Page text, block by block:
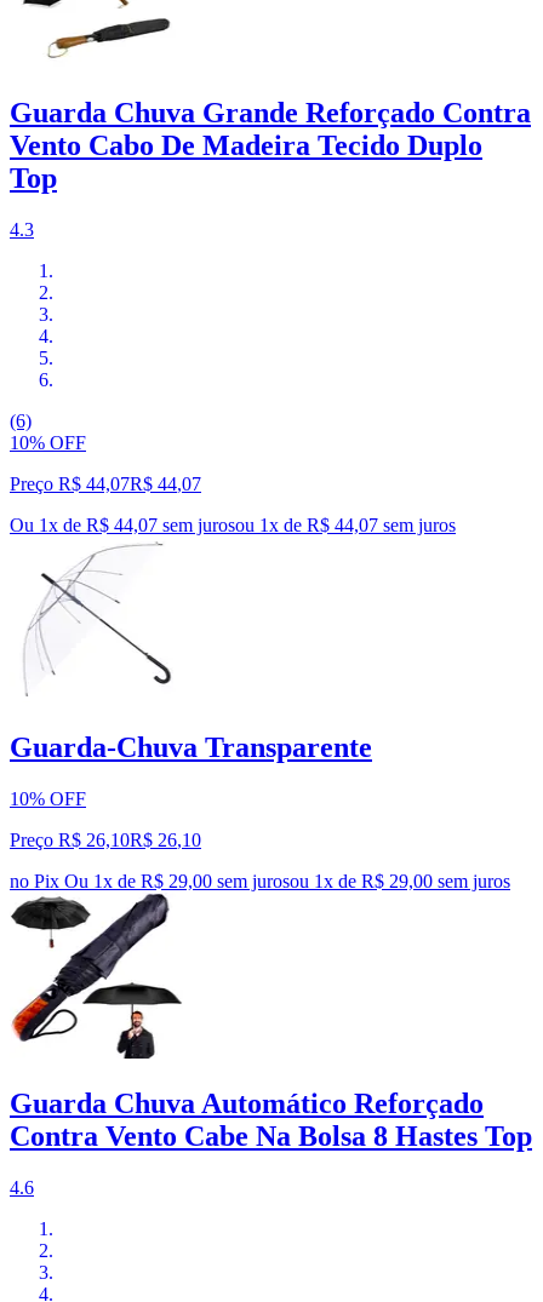
Guarda Chuva Grande Reforçado Contra
Vento Cabo De Madeira Tecido Duplo
Top
4.3
(6)
10% OFF
Preço R$ 44,07R$ 44,07
Ou 1x de R$ 44,07 sem jurosou 1x de R$ 44,07 sem juros
Guarda-Chuva Transparente
10% OFF
Preço R$ 26,10R$ 26,10
no Pix Ou 1x de R$ 29,00 sem jurosou 1x de R$ 29,00 sem juros
Guarda Chuva Automático Reforçado
Contra Vento Cabe Na Bolsa 8 Hastes Top
4.6